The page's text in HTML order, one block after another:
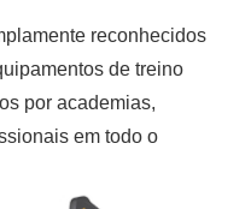
reconhecidos
de treino
por academias,
em todo o